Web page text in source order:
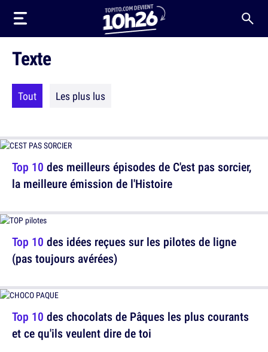
Texte
Tout Les plus lus
Top 10 des meilleurs épisodes de C'est pas sorcier,
la meilleure émission de l'Histoire
Top 10 des chocolats de Pâques les plus courants
et ce qu'ils veulent dire de toi
Top 10 des idées reçues sur les pilotes de ligne
(pas toujours avérées)